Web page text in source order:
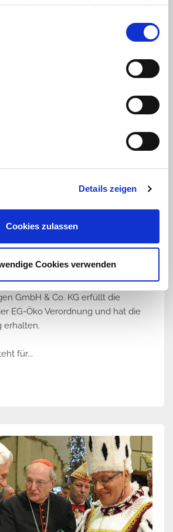
Webseite weiterhin nutzen.
Details zeigen
Cookies zulassen
Cookies verwenden
erhalten
GmbH & Co. KG erfüllt die
EG-Öko Verordnung und hat die
erhalten.
für...